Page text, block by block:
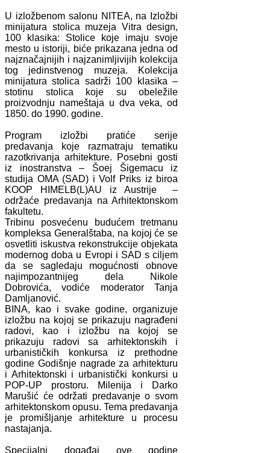
U izložbenom salonu NITEA, na Izložbi
minijatura stolica muzeja Vitra design,
100 klasika: Stolice koje imaju svoje
mesto u istoriji, biće prikazana jedna od
najznačajnijih i najzanimljivijih kolekcija
tog jedinstvenog muzeja. Kolekcija
minijatura stolica sadrži 100 klasika –
stotinu stolica koje su obeležile
proizvodnju nameštaja u dva veka, od
1850. do 1990. godine.
Program izložbi pratiće serije
predavanja koje razmatraju tematiku
razotkrivanja arhitekture. Posebni gosti
iz inostranstva – Šoej Šigemacu iz
studija OMA (SAD) i Volf Priks iz biroa
KOOP HIMELB(L)AU iz Austrije –
održaće predavanja na Arhitektonskom
fakultetu.
Tribinu posvećenu budućem tretmanu
kompleksa Generalštaba, na kojoj će se
osvetliti iskustva rekonstrukcije objekata
modernog doba u Evropi i SAD s ciljem
da se sagledaju mogućnosti obnove
najimpozantnijeg dela Nikole
Dobrovića, vodiće moderator Tanja
Damljanović.
BINA, kao i svake godine, organizuje
izložbu na kojoj se prikazuju nagrađeni
radovi, kao i izložbu na kojoj se
prikazuju radovi sa arhitektonskih i
urbanističkih konkursa iz prethodne
godine Godišnje nagrade za arhitekturu
i Arhitektonski i urbanistički konkursi u
POP-UP prostoru. Milenija i Darko
Marušić će održati predavanje o svom
arhitektonskom opusu. Tema predavanja
je promišljanje arhitekture u procesu
nastajanja.
Specijalni događaj ove godine